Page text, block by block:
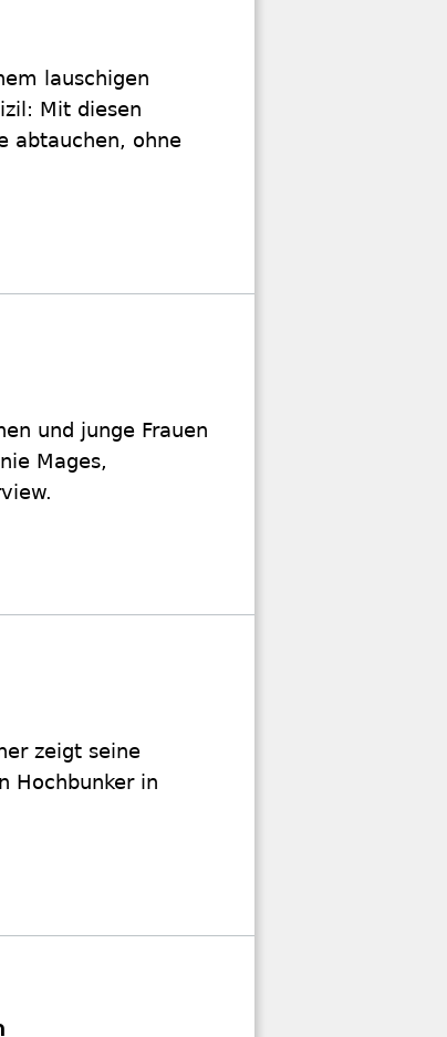
lauschigen
Mit diesen
abtauchen, ohne
und junge Frauen
Mages,
zeigt seine
Hochbunker in